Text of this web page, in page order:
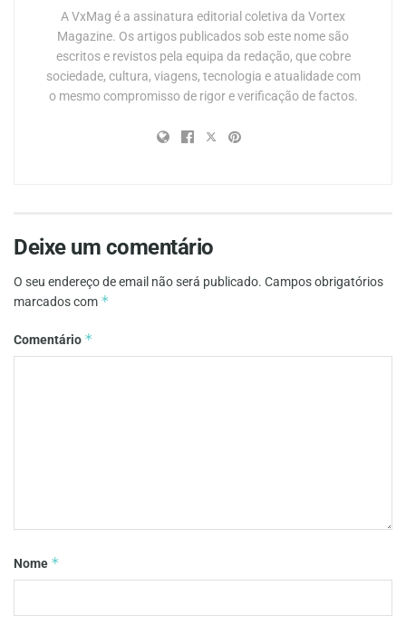
A VxMag é a assinatura editorial coletiva da Vortex
Magazine. Os artigos publicados sob este nome são
escritos e revistos pela equipa da redação, que cobre
sociedade, cultura, viagens, tecnologia e atualidade com
o mesmo compromisso de rigor e verificação de factos.
Deixe um comentário
O seu endereço de email não será publicado. Campos obrigatórios
marcados com *
Comentário *
Nome *